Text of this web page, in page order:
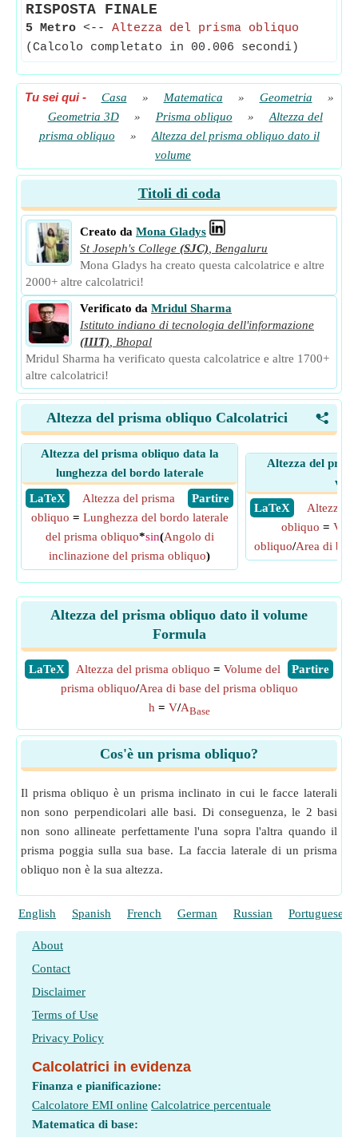
RISPOSTA FINALE
5 Metro <-- Altezza del prisma obliquo
(Calcolo completato in 00.006 secondi)
Tu sei qui- Casa » Matematica » Geometria
»
Geometria 3D
» Prisma obliquo »
Altezza del
prisma obliquo
»
Altezza del prisma obliquo dato il
volume
Titoli di coda
Creato da Mona Gladys
St Joseph's College (SJC)
Bengaluru
Mona Gladys ha creato questa calcolatrice e altre
2000+ altre calcolatrici!
Verificato da Mridul Sharma
Istituto indiano di tecnologia dell'informazione
(IIIT)
Bhopal
Mridul Sharma ha verificato questa calcolatrice e altre 1700+
altre calcolatrici!
<
Altezza del prisma obliquo Calcolatrici
Altezza del prisma obliquo data la
lunghezza del bordo laterale
​ LaTeX
​ Partire
Altezza del prisma
obliquo = Lunghezza del bordo laterale
del prisma obliquo*sin(Angolo di
inclinazione del prisma obliquo)
Altezza del
​ LaTeX
Altezza
obliquo =
obliquo/Area di
Altezza del prisma obliquo dato il volume
Formula
​LaTeX ​Partire
Altezza del prisma obliquo = Volume del
prisma obliquo/Area di base del prisma obliquo
h = V/ABase
Cos'è un prisma obliquo?
Il prisma obliquo è un prisma inclinato in cui le facce laterali
non sono perpendicolari alle basi. Di conseguenza, le 2 basi
non sono allineate perfettamente l'una sopra l'altra quando il
prisma poggia sulla sua base. La faccia laterale di un prisma
obliquo non è la sua altezza.
English Spanish French German Russian Portuguese
About
Contact
Disclaimer
Terms of Use
Privacy Policy
Calcolatrici in evidenza
Finanza e pianificazione:
Calcolatore EMI online Calcolatrice percentuale
Matematica di base: